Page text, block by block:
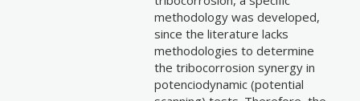
methodology was developed,
since the literature lacks
methodologies to determine
the tribocorrosion synergy in
potenciodynamic (potential